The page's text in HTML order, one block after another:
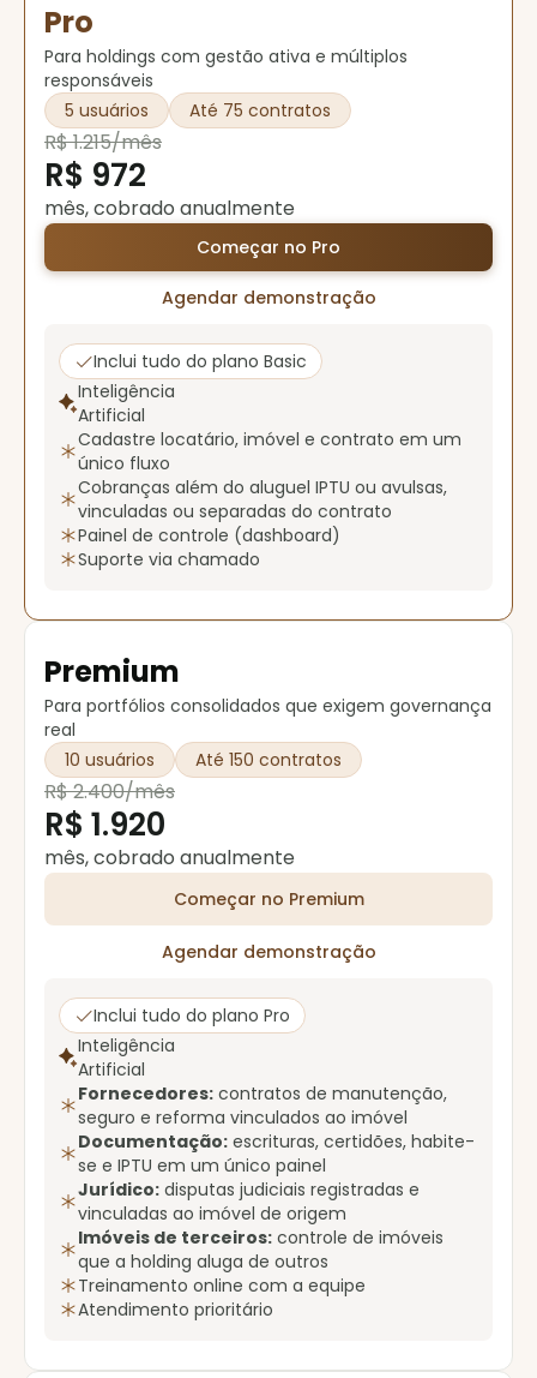
Pro
Para holdings com gestão ativa e múltiplos
responsáveis
5 usuários
Até 75 contratos
R$ 1.215/mês
R$ 972
mês, cobrado anualmente
Começar no Pro
Agendar demonstração
Inclui tudo do plano Basic
Inteligência
Artificial
Cadastre locatário, imóvel e contrato em um
único fluxo
Cobranças além do aluguel IPTU ou avulsas,
vinculadas ou separadas do contrato
Painel de controle (dashboard)
Suporte via chamado
Premium
Para portfólios consolidados que exigem governança
real
10 usuários
Até 150 contratos
R$ 2.400/mês
R$ 1.920
mês, cobrado anualmente
Começar no Premium
Agendar demonstração
Inclui tudo do plano Pro
Inteligência
Artificial
Fornecedores: contratos de manutenção,
seguro e reforma vinculados ao imóvel
Documentação: escrituras, certidões, habite-
se e IPTU em um único painel
Jurídico: disputas judiciais registradas e
vinculadas ao imóvel de origem
Imóveis de terceiros: controle de imóveis
que a holding aluga de outros
Treinamento online com a equipe
Atendimento prioritário